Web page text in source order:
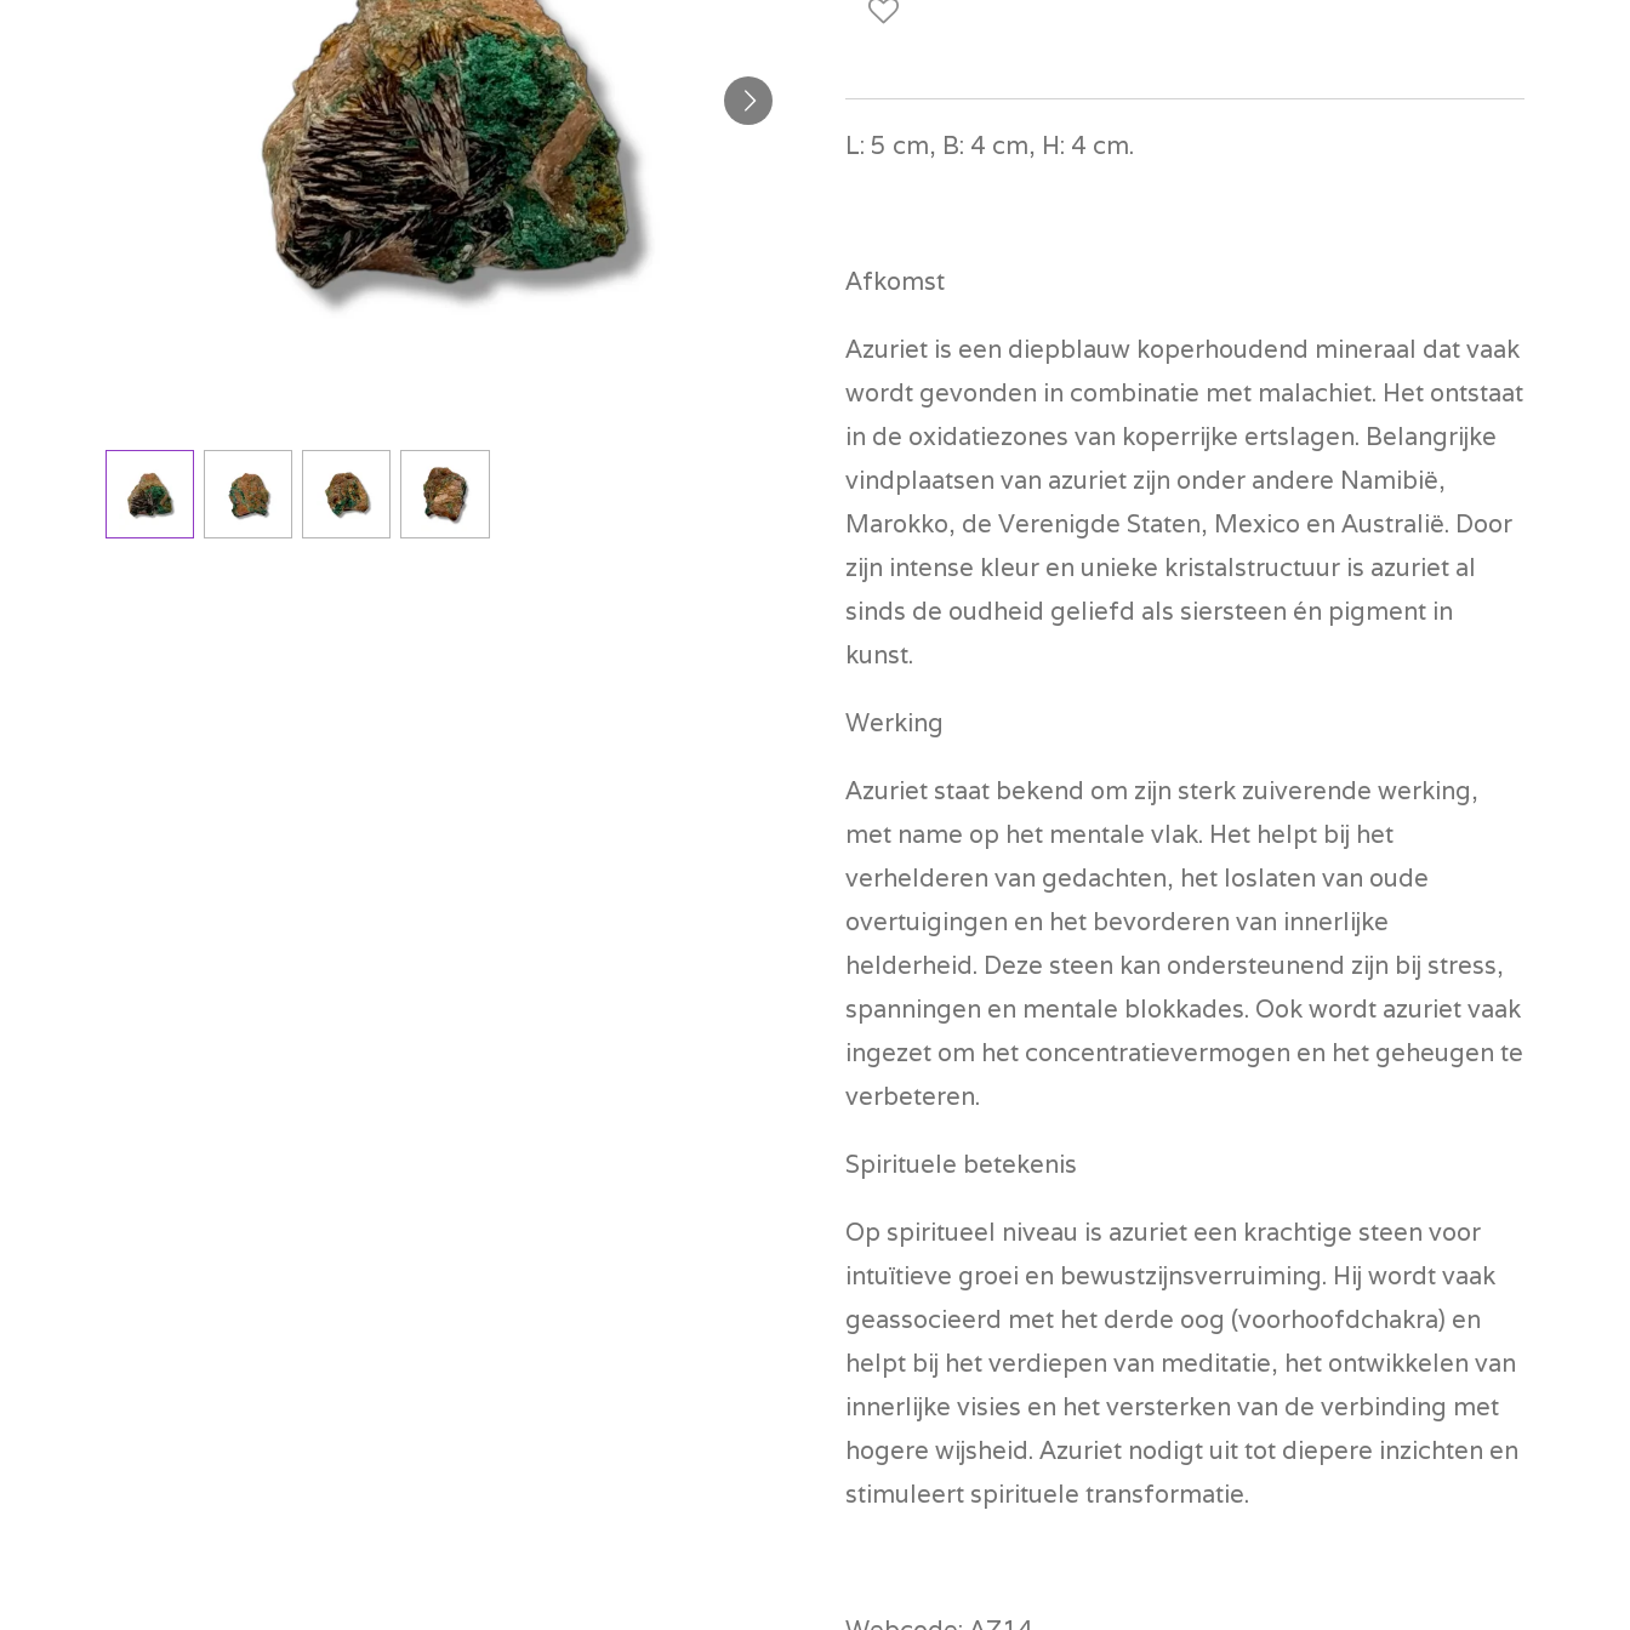
L: 5 cm, B: 4 cm, H: 4 cm.
Afkomst
Azuriet is een diepblauw koperhoudend mineraal dat vaak
wordt gevonden in combinatie met malachiet. Het ontstaat
in de oxidatiezones van koperrijke ertslagen. Belangrijke
vindplaatsen van azuriet zijn onder andere Namibië,
Marokko, de Verenigde Staten, Mexico en Australië. Door
zijn intense kleur en unieke kristalstructuur is azuriet al
sinds de oudheid geliefd als siersteen én pigment in
kunst.
Werking
Azuriet staat bekend om zijn sterk zuiverende werking,
met name op het mentale vlak. Het helpt bij het
verhelderen van gedachten, het loslaten van oude
overtuigingen en het bevorderen van innerlijke
helderheid. Deze steen kan ondersteunend zijn bij stress,
spanningen en mentale blokkades. Ook wordt azuriet vaak
ingezet om het concentratievermogen en het geheugen te
verbeteren.
Spirituele betekenis
Op spiritueel niveau is azuriet een krachtige steen voor
intuïtieve groei en bewustzijnsverruiming. Hij wordt vaak
geassocieerd met het derde oog (voorhoofdchakra) en
helpt bij het verdiepen van meditatie, het ontwikkelen van
innerlijke visies en het versterken van de verbinding met
hogere wijsheid. Azuriet nodigt uit tot diepere inzichten en
stimuleert spirituele transformatie.